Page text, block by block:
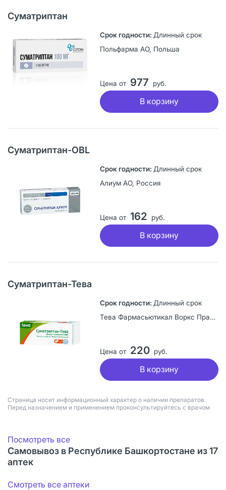
Суматриптан
Длинный срок
Польфарма АО, Польша
Цена от 977 руб.
В корзину
Суматриптан-OBL
Длинный срок
Алиум АО, Россия
Цена от 162 руб.
В корзину
Суматриптан-Тева
Длинный срок
Тева Фармасьютикал Воркс Прайвэт Лимитед Компани, Венгрия
Цена от 220 руб.
В корзину
Страница носит информационный характер о наличии препаратов.
Перед назначением и применением проконсультируйтесь с врачом
Посмотреть все
Самовывоз в Республике Башкортостане из 17
аптек
Смотреть все аптеки